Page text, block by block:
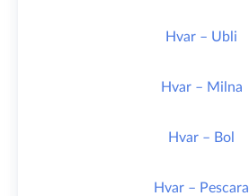
Hvar – Ubli
Hvar – Milna
Hvar – Bol
Hvar – Pescara